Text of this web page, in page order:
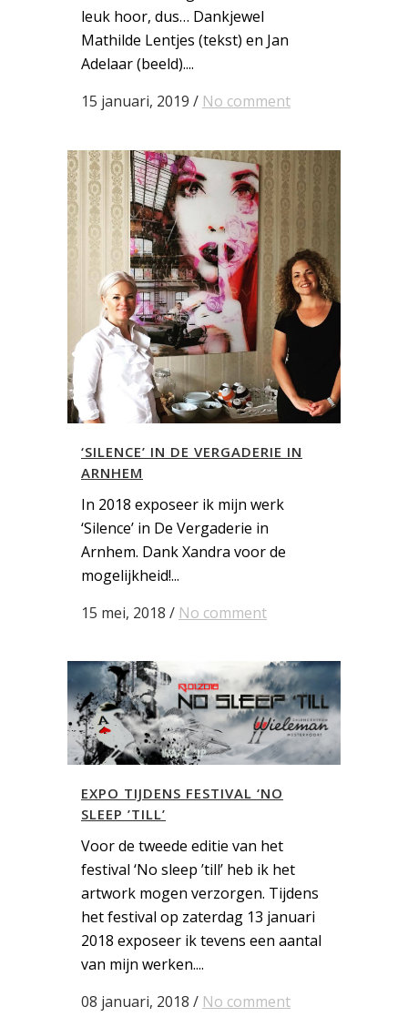
leuk hoor, dus… Dankjewel
Mathilde Lentjes (tekst) en Jan
Adelaar (beeld)....
15 januari, 2019 / No comment
‘SILENCE’ IN DE VERGADERIE IN
ARNHEM
In 2018 exposeer ik mijn werk
‘Silence’ in De Vergaderie in
Arnhem. Dank Xandra voor de
mogelijkheid!...
15 mei, 2018 / No comment
EXPO TIJDENS FESTIVAL ‘NO
SLEEP ’TILL’
Voor de tweede editie van het
festival ‘No sleep ’till’ heb ik het
artwork mogen verzorgen. Tijdens
het festival op zaterdag 13 januari
2018 exposeer ik tevens een aantal
van mijn werken....
08 januari, 2018 / No comment